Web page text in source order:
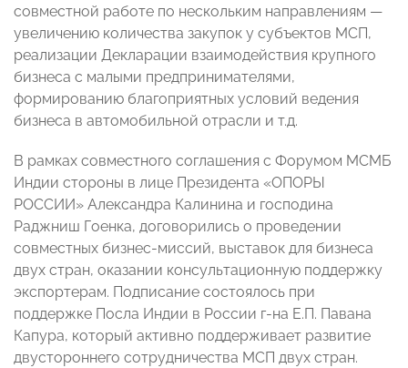
совместной работе по нескольким направлениям —
увеличению количества закупок у субъектов МСП,
реализации Декларации взаимодействия крупного
бизнеса с малыми предпринимателями,
формированию благоприятных условий ведения
бизнеса в автомобильной отрасли и т.д.
В рамках совместного соглашения с Форумом МСМБ
Индии стороны в лице Президента «ОПОРЫ
РОССИИ» Александра Калинина и господина
Раджниш Гоенка, договорились о проведении
совместных бизнес-миссий, выставок для бизнеса
двух стран, оказании консультационную поддержку
экспортерам. Подписание состоялось при
поддержке Посла Индии в России г-на Е.П. Павана
Капура, который активно поддерживает развитие
двустороннего сотрудничества МСП двух стран.